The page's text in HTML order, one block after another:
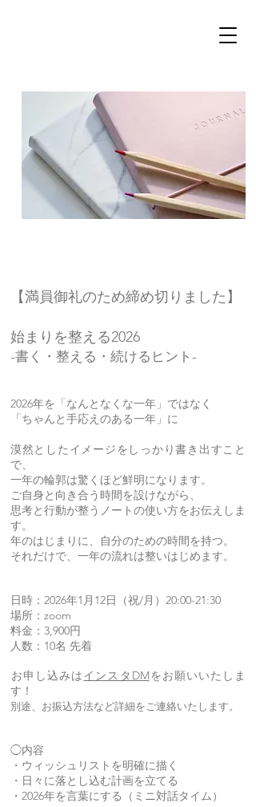
【満員御礼のため締め切りました】
始まりを整える2026
-書く・整える・続けるヒント-
2026年を「なんとなくな一年」ではなく
「ちゃんと手応えのある一年」に
漠然としたイメージをしっかり書き出すこと
で、
一年の輪郭は驚くほど鮮明になります。
ご自身と向き合う時間を設けながら、
思考と行動が整うノートの使い方をお伝えしま
す。
年のはじまりに、自分のための時間を持つ。
それだけで、一年の流れは整いはじめます。
日時：2026年1月12日（祝/月）20:00-21:30
場所：zoom
料金：3,900円
​人数：10名 先着​​
​お申し込みはインスタDMをお願いいたしま
す！
別途、お振込方法など詳細をご連絡いたします。
◯内容
・ウィッシュリストを明確に描く
・日々に落とし込む計画を立てる
・2026年を言葉にする（ミニ対話タイム）